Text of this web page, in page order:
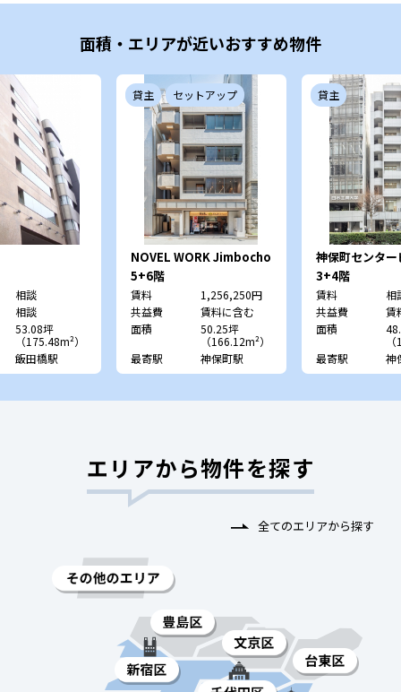
面積・エリアが近いおすすめ物件
相談
相談
53.08坪
（175.48m²）
飯田橋駅
貸主 セットアップ
NOVEL WORK Jimbocho
5+6階
賃料
1,256,250円
共益費
賃料に含む
面積
50.25坪
（166.12m²）
最寄駅
神保町駅
貸主
神保町センター
3+4階
賃料
相
共益費
賃
面積
最寄駅
神
エリアから物件を探す
全てのエリアから探す